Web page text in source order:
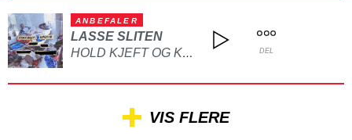
ANBEFALER
LASSE SLITEN
HOLD KJEFT OG KYSS MEG DEL
VIS FLERE